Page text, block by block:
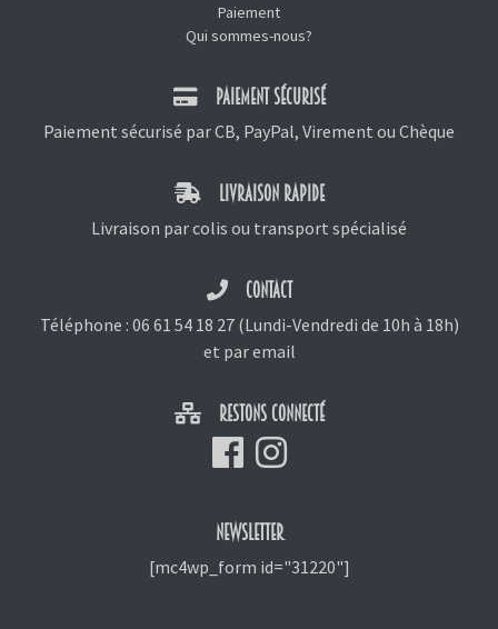
Paiement
Qui sommes-nous?
PAIEMENT SÉCURISÉ
Paiement sécurisé par CB, PayPal, Virement ou Chèque
LIVRAISON RAPIDE
Livraison par colis ou transport spécialisé
CONTACT
Téléphone : 06 61 54 18 27(Lundi-Vendredi de 10h à 18h)
et par email
RESTONS CONNECTÉ
NEWSLETTER
[mc4wp_form id="31220"]